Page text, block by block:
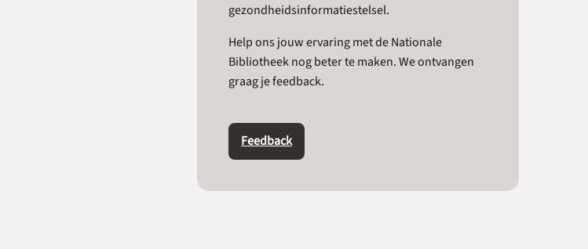
gezondheidsinformatiestelsel.
Help ons jouw ervaring met de Nationale
Bibliotheek nog beter te maken. We ontvangen
graag je feedback.
Feedback